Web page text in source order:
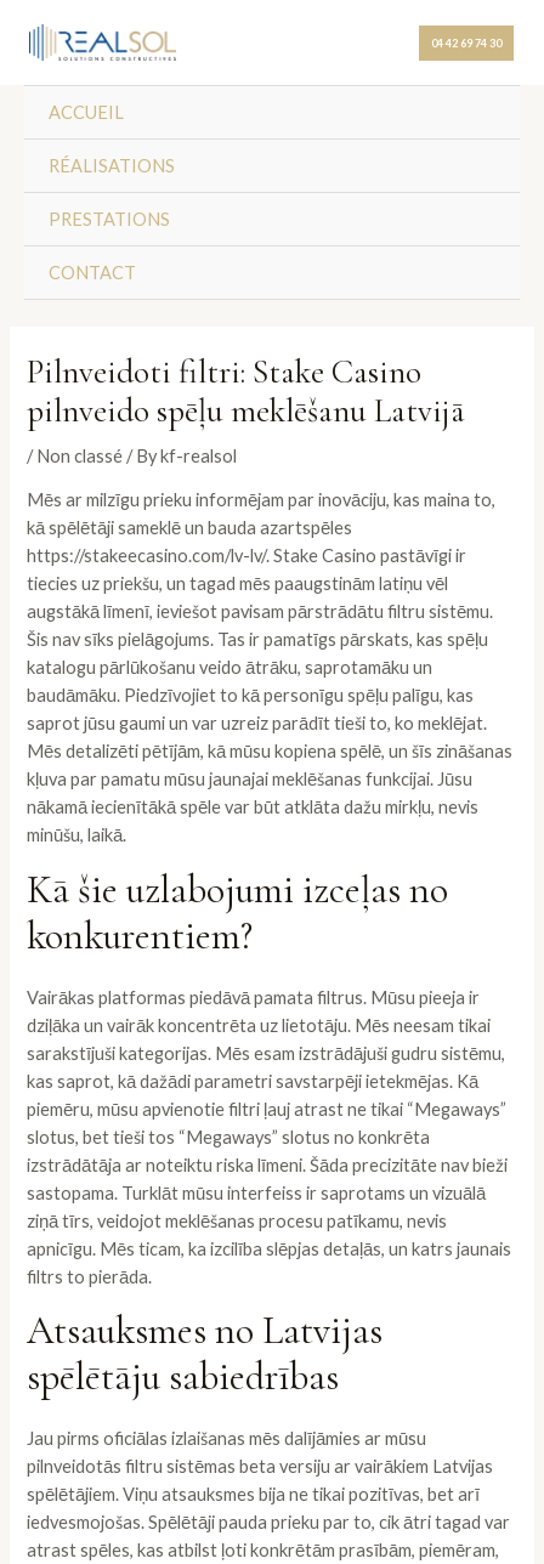
04 42 69 74 30
ACCUEIL
RÉALISATIONS
PRESTATIONS
CONTACT
Pilnveidoti filtri: Stake Casino
pilnveido spēļu meklēšanu Latvijā
/Non classé / Bykf-realsol
Mēs ar milzīgu prieku informējam par inovāciju, kas maina to,
kā spēlētāji sameklē un bauda azartspēles
https://stakeecasino.com/lv-lv/. Stake Casino pastāvīgi ir
tiecies uz priekšu, un tagad mēs paaugstinām latiņu vēl
augstākā līmenī, ieviešot pavisam pārstrādātu filtru sistēmu.
Šis nav sīks pielāgojums. Tas ir pamatīgs pārskats, kas spēļu
katalogu pārlūkošanu veido ātrāku, saprotamāku un
baudāmāku. Piedzīvojiet to kā personīgu spēļu palīgu, kas
saprot jūsu gaumi un var uzreiz parādīt tieši to, ko meklējat.
Mēs detalizēti pētījām, kā mūsu kopiena spēlē, un šīs zināšanas
kļuva par pamatu mūsu jaunajai meklēšanas funkcijai. Jūsu
nākamā iecienītākā spēle var būt atklāta dažu mirkļu, nevis
minūšu, laikā.
Kā šie uzlabojumi izceļas no
konkurentiem?
Vairākas platformas piedāvā pamata filtrus. Mūsu pieeja ir
dziļāka un vairāk koncentrēta uz lietotāju. Mēs neesam tikai
sarakstījuši kategorijas. Mēs esam izstrādājuši gudru sistēmu,
kas saprot, kā dažādi parametri savstarpēji ietekmējas. Kā
piemēru, mūsu apvienotie filtri ļauj atrast ne tikai “Megaways”
slotus, bet tieši tos “Megaways” slotus no konkrēta
izstrādātāja ar noteiktu riska līmeni. Šāda precizitāte nav bieži
sastopama. Turklāt mūsu interfeiss ir saprotams un vizuālā
ziņā tīrs, veidojot meklēšanas procesu patīkamu, nevis
apnicīgu. Mēs ticam, ka izcilība slēpjas detaļās, un katrs jaunais
filtrs to pierāda.
Atsauksmes no Latvijas
spēlētāju sabiedrības
Jau pirms oficiālas izlaišanas mēs dalījāmies ar mūsu
pilnveidotās filtru sistēmas beta versiju ar vairākiem Latvijas
spēlētājiem. Viņu atsauksmes bija ne tikai pozitīvas, bet arī
iedvesmojošas. Spēlētāji pauda prieku par to, cik ātri tagad var
atrast spēles, kas atbilst ļoti konkrētām prasībām, piemēram,
navigation